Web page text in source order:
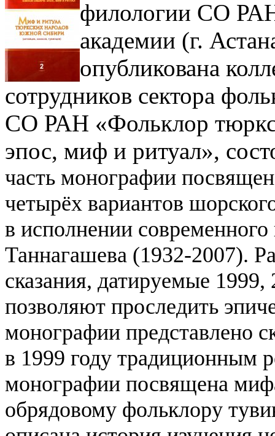
филологии СО
академии (г.
опубликована
сотрудников сектора
СО РАН «Фольклор
эпос, миф и ритуал»,
часть монографии
четырёх вариантов
в исполнении
Таннагашева (1932-2007).
сказания, датируемые
позволяют проследить
монографии представлено
в 1999 году традиционным
монографии посвящена
обрядовому фольклору